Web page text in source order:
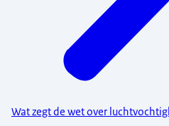
Wat zegt de wet over